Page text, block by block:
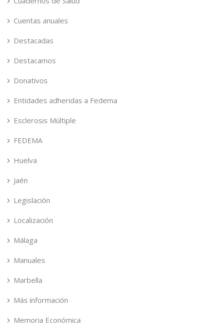
Cuentas anuales
Destacadas
Destacamos
Donativos
Entidades adheridas a Fedema
Esclerosis Múltiple
FEDEMA
Huelva
Jaén
Legislación
Localización
Málaga
Manuales
Marbella
Más información
Memoria Económica